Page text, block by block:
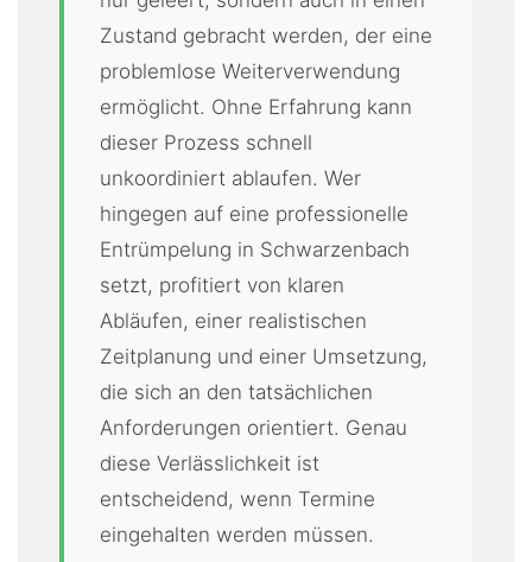
Zustand gebracht werden, der eine
problemlose Weiterverwendung
ermöglicht. Ohne Erfahrung kann
dieser Prozess schnell
unkoordiniert ablaufen. Wer
hingegen auf eine professionelle
Entrümpelung in Schwarzenbach
setzt, profitiert von klaren
Abläufen, einer realistischen
Zeitplanung und einer Umsetzung,
die sich an den tatsächlichen
Anforderungen orientiert. Genau
diese Verlässlichkeit ist
entscheidend, wenn Termine
eingehalten werden müssen.